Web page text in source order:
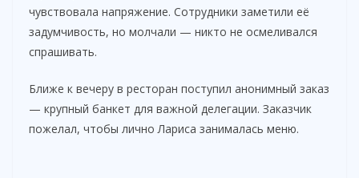
чувствовала напряжение. Сотрудники заметили её
задумчивость, но молчали — никто не осмеливался
спрашивать.
Ближе к вечеру в ресторан поступил анонимный заказ
— крупный банкет для важной делегации. Заказчик
пожелал, чтобы лично Лариса занималась меню.